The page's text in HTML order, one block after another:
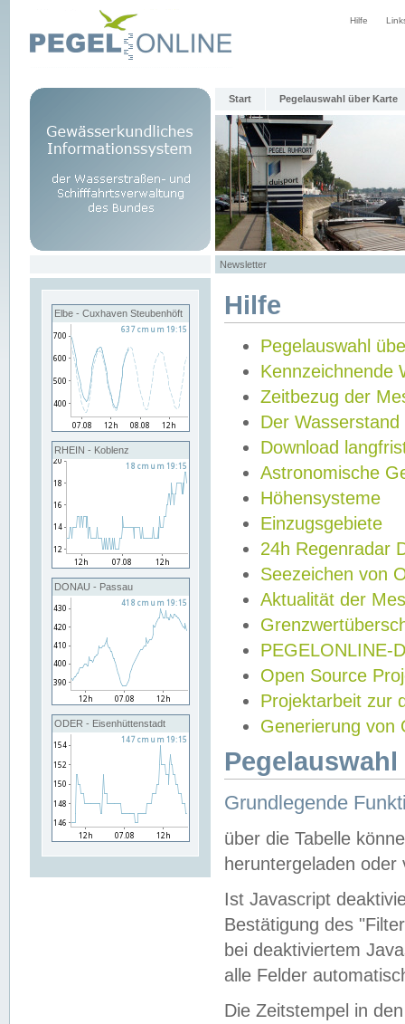
Hilfe
Start Pegelauswahl über Karte
Newsletter
Elbe - Cuxhaven Steubenhöft
RHEIN - Koblenz
DONAU - Passau
ODER - Eisenhüttenstadt
Hilfe
Pegelauswahl
Kennzeichnende
Zeitbezug der
Der Wasserstand
Download
Astronomische
Höhensysteme
Einzugsgebiete
24h Regenradar
Seezeichen von
Aktualität der
PEGELONLINE-
Open Source
Projektarbeit zur
Generierung von
Grundlegende
über die Tabelle
heruntergeladen oder
Ist Javascript
Bestätigung des
bei deaktiviertem
alle Felder
Die Zeitstempel in